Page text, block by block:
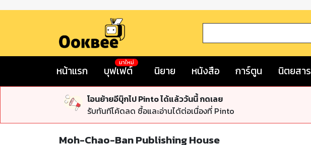
หน้าแรก บุฟเฟต์
มาใหม่
นิยาย หนังสือ การ์ตูน นิตยสาร
โอนย้ายอีบุ๊กไป Pinto ได้แล้ววันนี้ กดเลย
รับทันทีโค้ดลด ซื้อและอ่านได้ต่อเนื่องที่ Pinto
Moh-Chao-Ban Publishing House